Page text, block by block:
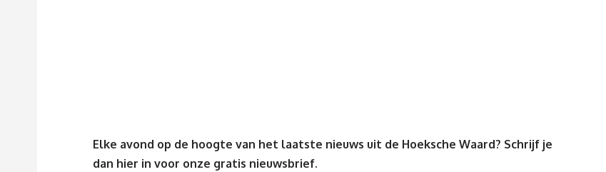
Elke avond op de hoogte van het laatste nieuws uit de Hoeksche Waard? Schrijf je
dan hier in voor onze gratis nieuwsbrief.